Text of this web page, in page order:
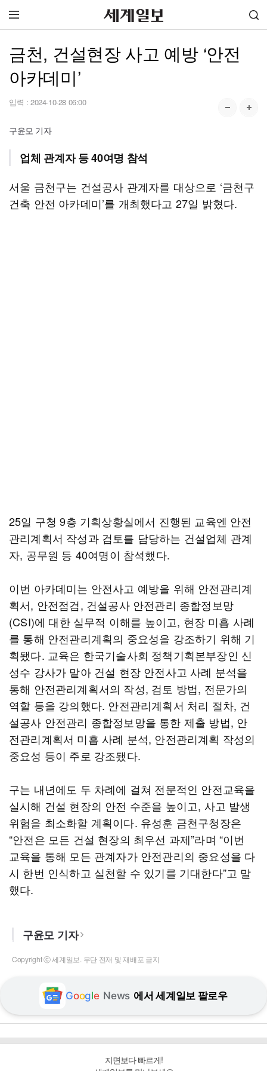
금천, 건설현장 사고 예방 ‘안전
아카데미’
입력 : 2024-10-28 06:00
구윤모 기자
업체 관계자 등 40여명 참석
서울 금천구는 건설공사 관계자를 대상으로 ‘금천구
건축 안전 아카데미’를 개최했다고 27일 밝혔다.
25일 구청 9층 기획상황실에서 진행된 교육엔 안전
관리계획서 작성과 검토를 담당하는 건설업체 관계
자, 공무원 등 40여명이 참석했다.
이번 아카데미는 안전사고 예방을 위해 안전관리계
획서, 안전점검, 건설공사 안전관리 종합정보망
(CSI)에 대한 실무적 이해를 높이고, 현장 미흡 사례
를 통해 안전관리계획의 중요성을 강조하기 위해 기
획됐다. 교육은 한국기술사회 정책기획본부장인 신
성수 강사가 맡아 건설 현장 안전사고 사례 분석을
통해 안전관리계획서의 작성, 검토 방법, 전문가의
역할 등을 강의했다. 안전관리계획서 처리 절차, 건
설공사 안전관리 종합정보망을 통한 제출 방법, 안
전관리계획서 미흡 사례 분석, 안전관리계획 작성의
중요성 등이 주로 강조됐다.
구는 내년에도 두 차례에 걸쳐 전문적인 안전교육을
실시해 건설 현장의 안전 수준을 높이고, 사고 발생
위험을 최소화할 계획이다. 유성훈 금천구청장은
“안전은 모든 건설 현장의 최우선 과제”라며 “이번
교육을 통해 모든 관계자가 안전관리의 중요성을 다
시 한번 인식하고 실천할 수 있기를 기대한다”고 말
했다.
구윤모 기자
Copyright ⓒ 세계일보. 무단 전재 및 재배포 금지
Google News 에서 세계일보 팔로우
지면보다 빠르게!